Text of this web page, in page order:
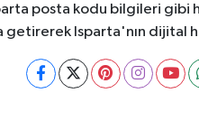
posta kodu bilgileri gibi
Isparta'nın dijital